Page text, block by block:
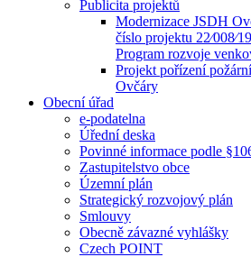
Publicita projektů
Modernizace JSDH
číslo projektu
Program rozvoje
Projekt pořízení
Ovčáry
Obecní úřad
e-podatelna
Úřední deska
Povinné informace podle
Zastupitelstvo obce
Územní plán
Strategický rozvojový plán
Smlouvy
Obecně závazné vyhlášky
Czech POINT